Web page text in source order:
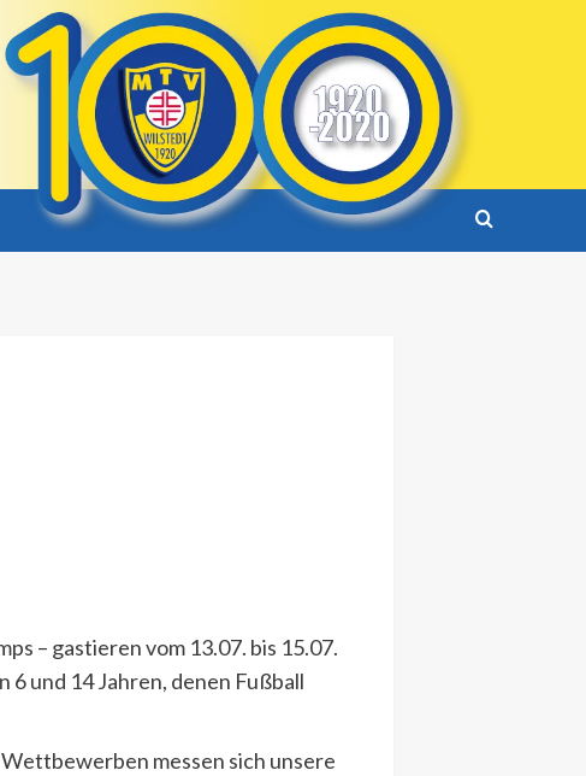
– gastieren vom 13.07. bis 15.07.
und 14 Jahren, denen Fußball
messen sich unsere